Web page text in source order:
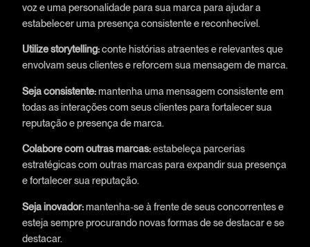
voz e uma personalidade para sua marca para ajudar a
estabelecer uma presença consistente e reconhecível.
Utilize storytelling:conte histórias atraentes e relevantes que
envolvam seus clientes e reforcem sua mensagem de marca.
Seja consistente:mantenha uma mensagem consistente em
todas as interações com seus clientes para fortalecer sua
reputação e presença de marca.
Colabore com outras marcas:estabeleça parcerias
estratégicas com outras marcas para expandir sua presença
e fortalecer sua reputação.
Seja inovador:mantenha-se à frente de seus concorrentes e
esteja sempre procurando novas formas de se destacar e se
destacar.